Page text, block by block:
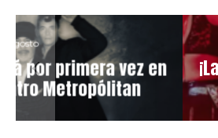
¡La magia de Mecano
Luna’ llegará al